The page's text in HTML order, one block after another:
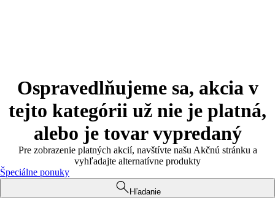
Ospravedlňujeme sa, akcia v
tejto kategórii už nie je platná,
alebo je tovar vypredaný
Pre zobrazenie platných akcií, navštívte našu Akčnú stránku a
vyhľadajte alternatívne produkty
Špeciálne ponuky
Hľadanie